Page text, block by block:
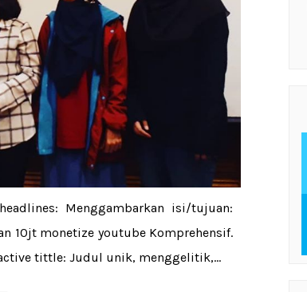
Menggambarkan isi/tujuan:
10jt monetize youtube Komprehensif.
tittle: Judul unik, menggelitik,...